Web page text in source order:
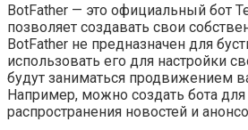
BotFather — это официальный бот
позволяет создавать свои
BotFather не предназначен для
использовать его для настройки
будут заниматься продвижением
Например, можно создать бота для
распространения новостей и